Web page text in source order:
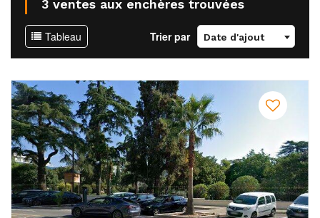
3 ventes aux enchères trouvées
Tableau Trier par Date d'ajout